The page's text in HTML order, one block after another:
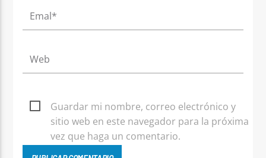
Guardar mi nombre, correo electrónico y
sitio web en este navegador para la próxima
vez que haga un comentario.